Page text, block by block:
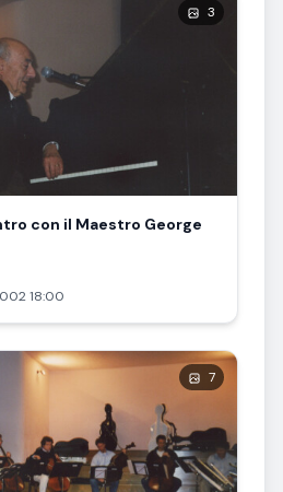
3
con il Maestro George
18:00
7